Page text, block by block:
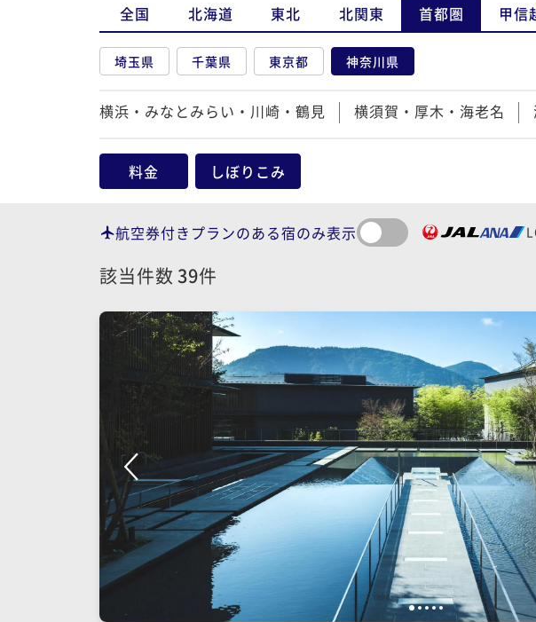
全国 北海道 東北 北関東 首都圏 甲信
埼玉県 千葉県 東京都 神奈川県
横浜・みなとみらい・川崎・鶴見 横須賀・厚木・海老名
料金 しぼりこみ
航空券付きプランのある宿のみ表示
該当件数 39件
1 2345